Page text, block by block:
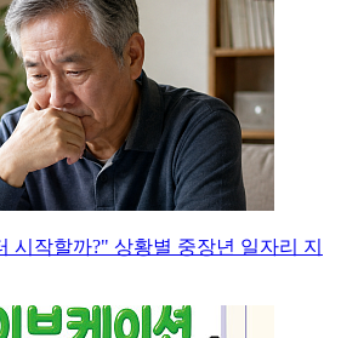
시작할까?" 상황별 중장년 일자리 지